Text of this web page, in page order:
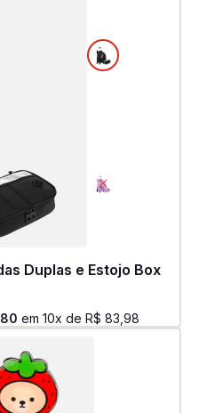
Duplas e Estojo Box
80 em 10x de R$ 83 98